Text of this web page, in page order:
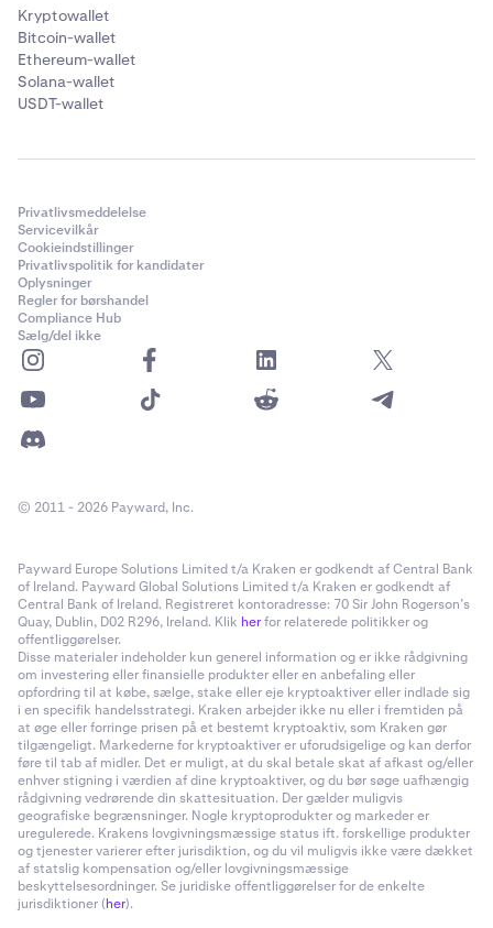
Kryptowallet
Bitcoin-wallet
Ethereum-wallet
Solana-wallet
USDT-wallet
Privatlivsmeddelelse
Servicevilkår
Cookieindstillinger
Privatlivspolitik for kandidater
Oplysninger
Regler for børshandel
Compliance Hub
Sælg/del ikke
© 2011 - 2026 Payward, Inc.
Payward Europe Solutions Limited t/a Kraken er godkendt af Central Bank
of Ireland. Payward Global Solutions Limited t/a Kraken er godkendt af
Central Bank of Ireland. Registreret kontoradresse: 70 Sir John Rogerson’s
Quay, Dublin, D02 R296, Ireland. Klik herfor relaterede politikker og
offentliggørelser.
Disse materialer indeholder kun generel information og er ikke rådgivning
om investering eller finansielle produkter eller en anbefaling eller
opfordring til at købe, sælge, stake eller eje kryptoaktiver eller indlade sig
i en specifik handelsstrategi. Kraken arbejder ikke nu eller i fremtiden på
at øge eller forringe prisen på et bestemt kryptoaktiv, som Kraken gør
tilgængeligt. Markederne for kryptoaktiver er uforudsigelige og kan derfor
føre til tab af midler. Det er muligt, at du skal betale skat af afkast og/eller
enhver stigning i værdien af dine kryptoaktiver, og du bør søge uafhængig
rådgivning vedrørende din skattesituation. Der gælder muligvis
geografiske begrænsninger. Nogle kryptoprodukter og markeder er
uregulerede. Krakens lovgivningsmæssige status ift. forskellige produkter
og tjenester varierer efter jurisdiktion, og du vil muligvis ikke være dækket
af statslig kompensation og/eller lovgivningsmæssige
beskyttelsesordninger. Se juridiske offentliggørelser for de enkelte
jurisdiktioner (her).